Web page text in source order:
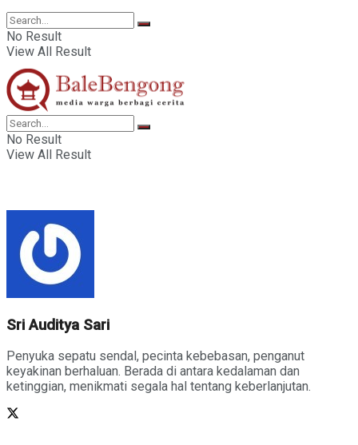
No Result
View All Result
No Result
View All Result
Sri Auditya Sari
Penyuka sepatu sendal, pecinta kebebasan, penganut
keyakinan berhaluan. Berada di antara kedalaman dan
ketinggian, menikmati segala hal tentang keberlanjutan.